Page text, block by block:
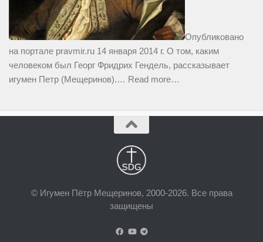
Опубликовано
на портале pravmir.ru 14 января 2014 г. О том, каким
человеком был Георг Фридрих Гендель, рассказывает
игумен Петр (Мещеринов).… Read more…
© Игумен Пётр Мещеринов, 2000-2026. Все права
защищены